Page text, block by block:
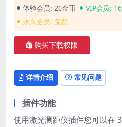
体验会员: 20金币 VIP会员:
永久会员: 免费
购买下载权限
详情介绍 常见问题
插件功能
使用激光测距仪插件您可以在